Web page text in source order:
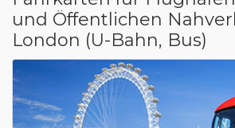
und Öffentlichen
London (U-Bahn, Bus)